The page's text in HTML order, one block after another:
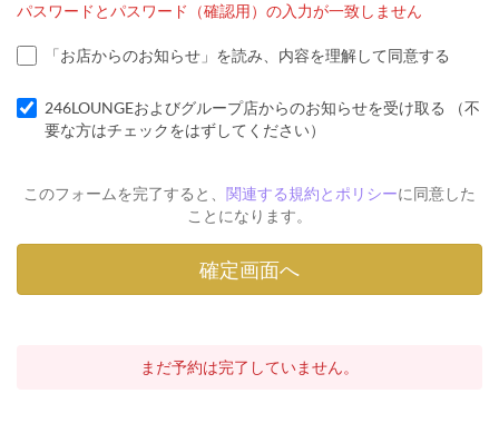
パスワードとパスワード（確認用）の入力が一致しません
「お店からのお知らせ」を読み、内容を理解して同意する
246LOUNGEおよびグループ店からのお知らせを受け取る （不
要な方はチェックをはずしてください）
このフォームを完了すると、 関連する規約とポリシーに同意した
ことになります。
まだ予約は完了していません。